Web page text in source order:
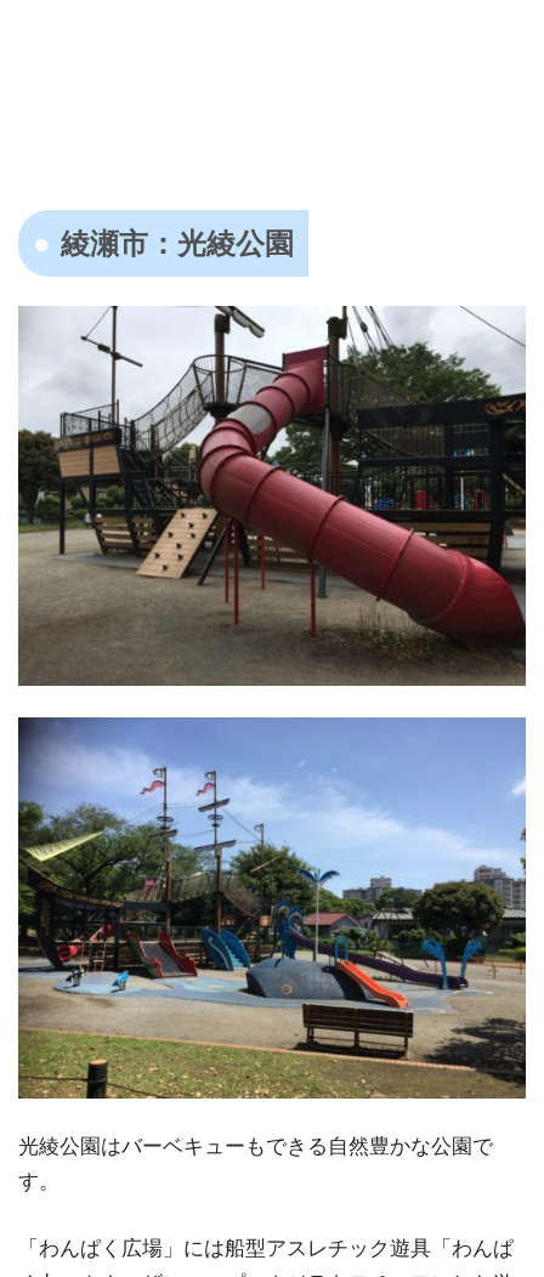
綾瀬市：光綾公園
光綾公園はバーベキューもできる自然豊かな公園で
す。
「わんぱく広場」には船型アスレチック遊具「わんぱ